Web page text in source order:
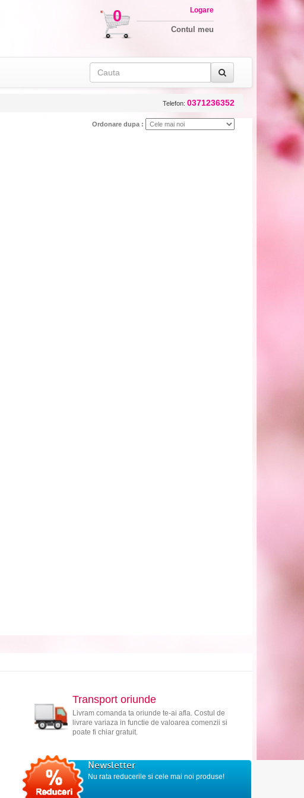
0 Logare
Contul meu
Telefon: 0371236352
Ordonare dupa :
Transport oriunde
Livram comanda ta oriunde te-ai afla. Costul de
livrare variaza in functie de valoarea comenzii si
poate fi chiar gratuit.
Newsletter
Nu rata reducerile si cele mai noi produse!